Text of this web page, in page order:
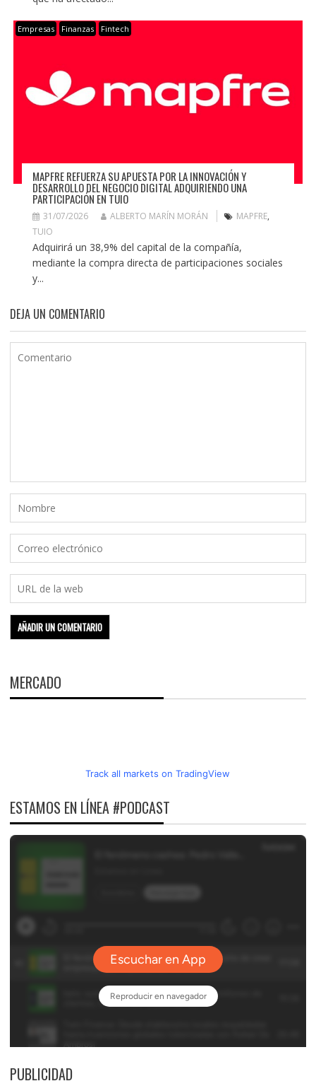
Empresas Finanzas Fintech
MAPFRE REFUERZA SU APUESTA POR LA INNOVACIÓN Y
DESARROLLO DEL NEGOCIO DIGITAL ADQUIRIENDO UNA
PARTICIPACIÓN EN TUIO
31/07/2026 ALBERTO MARÍN MORÁN MAPFRE,
TUIO
Adquirirá un 38,9% del capital de la compañía,
mediante la compra directa de participaciones sociales
y...
DEJA UN COMENTARIO
MERCADO
Track all markets on TradingView
ESTAMOS EN LÍNEA #PODCAST
PUBLICIDAD